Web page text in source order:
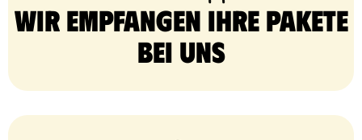
Wir empfangen Ihre Pakete
bei uns